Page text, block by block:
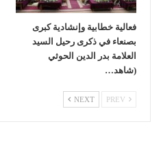
فعالية خطابية وإنشادية كبرى
بصنعاء في ذكرى رحيل السيد
العلامة بدر الدين الحوثي
(شاهد…
NEXT